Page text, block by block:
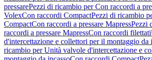
pressarePezzi di ricambio per Con raccordi a
VolexCon raccordi CompactPezzi di ricambio
CompactCon raccordi a pressare MapressPezzi
raccordi a pressare MapressCon raccordi filettati
d'intercettazione e collettori per il montaggio da
ricambio per Unità valvole d'intercettazione e